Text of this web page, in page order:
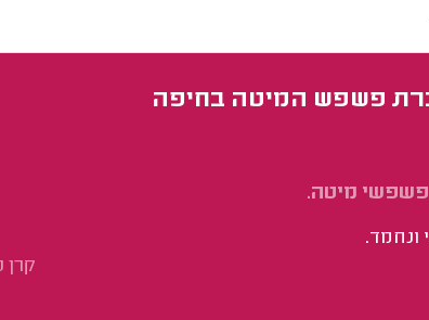
פשפש המיטה בחיפה
מיטה.
ונחמד.
קרן